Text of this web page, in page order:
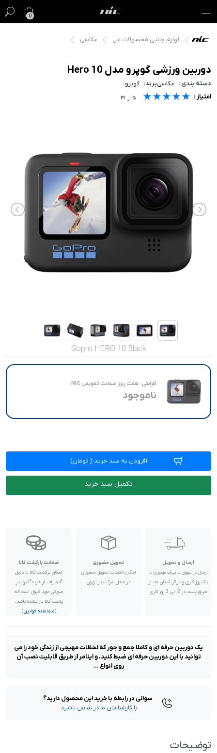
0
گیفت کارت
فروش ویژه
ایرپاد
اپل واچ
لوازم جانبی
صدا و تصویر
قیمت روز
محصولات کارکرده
لوازم جانبی محصولات اپل عکاسی
Gopro HERO 10 Black
گارانتی: هفت روز ضمانت تعویض NIC
ناموجود
افزودن به سبد خرید ( تومان)
تکمیل سبد خرید
دوربین ورزشی گوپرو مدل Hero 10
دسته بندی : عکاسیبرند: گوپرو
امتیاز : ★★★★★
★★★★★
★★★★★ ۵ از ۳۱
ارسال و تحویل
ارسال در تهران با پیک موتوری تا
یک روز کاری و دیگر استان ها از
طریق پست در 2 الی 3 روز کاری
تحویل حضوری
امکان انتخاب تحویل حضوری
در محل شرکت در تهران
ضمانت بازگشت کالا
امکان برگشت کالا با دلیل
"انصراف از خرید" تنها در
صورتی مورد قبول است که
پلمب کالا باز نشده باشد.
(مشاهده قوانین)
یک دوربین حرفه ای و کاملا جمع و جور که لحظات مهیجی از زندگی خود را می
توانید با این دوربین حرفه ای ضبط کنید، و اینامر از طریق قابلیت نصب آن
روی انواع ...
سوالی در رابطه با خرید این محصول دارید؟
با کارشناسان ما در تماس باشید.
توضیحات